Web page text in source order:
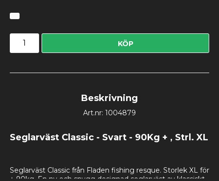
KÖP
Beskrivning
Art.nr: 1004879
Seglarväst Classic - Svart - 90Kg + , Strl. XL
Seglarväst Classic från Fladen fishing resque. Storlek XL för
+ 90kg. En ny och snygg designad seglarväst av klassiskt